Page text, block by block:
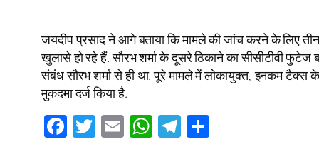
जयदीप प्रसाद ने आगे बताया कि मामले की जांच करने के लिए तीन
खुलासे हो रहे हैं. सौरभ शर्मा के दूसरे ठिकाने का सीसीटीवी
संबंध सौरभ शर्मा से ही था. पूरे मामले में लोकायुक्त, इनकम टैक्स
मुकदमा दर्ज किया है.
Facebook
Twitter
EmailWhatsApp
Telegram